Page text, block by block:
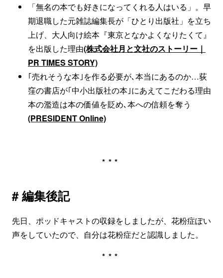
「無名の本でも好きになってくれる人はいる」。早
期退職した元雑誌編集長が「ひとり出版社」を立ち
上げ、大人向け絵本『東京となかよくなりたくて』
を出版した理由(株式会社月と文社のストーリー｜
PR TIMES STORY)
｢売れそうな本｣を作る必要が､本当にあるのか…荻
窪の書店が｢中小出版社の本｣にあえてこだわる理由
本の濫造は本の価値を貶め､本への信頼を奪う
(PRESIDENT Online)
***
# 編集後記
先日、ポッドキャストの収録をしましたが、花粉症ぽい
声をしていたので、自分は花粉症だと認識しました。
***